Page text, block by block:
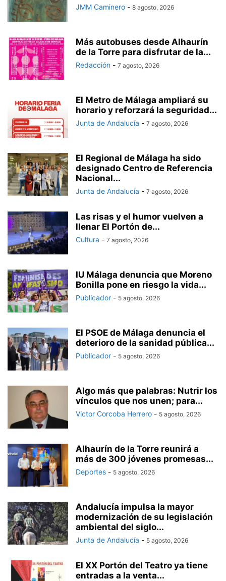
JMM Caminero - 8 agosto, 2026
Más autobuses desde Alhaurín
de la Torre para disfrutar de la...
Redacción - 7 agosto, 2026
El Metro de Málaga ampliará su
horario y reforzará la seguridad...
Junta de Andalucía - 7 agosto, 2026
El Regional de Málaga ha sido
designado Centro de Referencia
Nacional...
Junta de Andalucía - 7 agosto, 2026
Las risas y el humor vuelven a
llenar El Portón de...
Cultura - 7 agosto, 2026
IU Málaga denuncia que Moreno
Bonilla pone en riesgo la vida...
Publicador - 5 agosto, 2026
El PSOE de Málaga denuncia el
deterioro de la sanidad pública...
Publicador - 5 agosto, 2026
Algo más que palabras: Nutrir los
vínculos que nos unen; para...
Victor Corcoba Herrero - 5 agosto, 2026
Alhaurín de la Torre reunirá a
más de 300 jóvenes promesas...
Deportes - 5 agosto, 2026
Andalucía impulsa la mayor
modernización de su legislación
ambiental del siglo...
Junta de Andalucía - 5 agosto, 2026
El XX Portón del Teatro ya tiene
entradas a la venta...